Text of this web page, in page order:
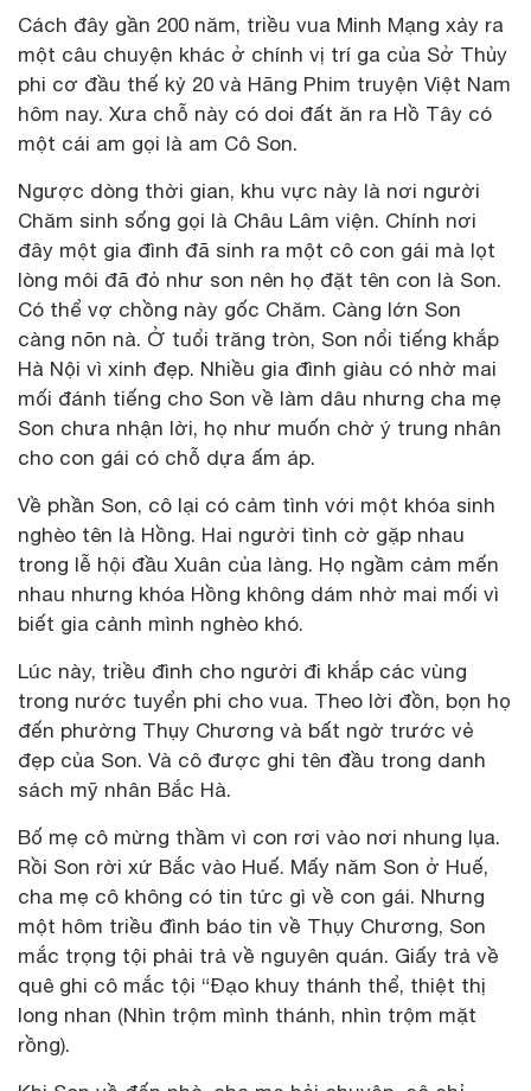
Cách đây gần 200 năm, triều vua Minh Mạng xảy ra
một câu chuyện khác ở chính vị trí ga của Sở Thủy
phi cơ đầu thế kỷ 20 và Hãng Phim truyện Việt Nam
hôm nay. Xưa chỗ này có doi đất ăn ra Hồ Tây có
một cái am gọi là am Cô Son.
Ngược dòng thời gian, khu vực này là nơi người
Chăm sinh sống gọi là Châu Lâm viện. Chính nơi
đây một gia đình đã sinh ra một cô con gái mà lọt
lòng môi đã đỏ như son nên họ đặt tên con là Son.
Có thể vợ chồng này gốc Chăm. Càng lớn Son
càng nõn nà. Ở tuổi trăng tròn, Son nổi tiếng khắp
Hà Nội vì xinh đẹp. Nhiều gia đình giàu có nhờ mai
mối đánh tiếng cho Son về làm dâu nhưng cha mẹ
Son chưa nhận lời, họ như muốn chờ ý trung nhân
cho con gái có chỗ dựa ấm áp.
Về phần Son, cô lại có cảm tình với một khóa sinh
nghèo tên là Hồng. Hai người tình cờ gặp nhau
trong lễ hội đầu Xuân của làng. Họ ngầm cảm mến
nhau nhưng khóa Hồng không dám nhờ mai mối vì
biết gia cảnh mình nghèo khó.
Lúc này, triều đình cho người đi khắp các vùng
trong nước tuyển phi cho vua. Theo lời đồn, bọn họ
đến phường Thụy Chương và bất ngờ trước vẻ
đẹp của Son. Và cô được ghi tên đầu trong danh
sách mỹ nhân Bắc Hà.
Bố mẹ cô mừng thầm vì con rơi vào nơi nhung lụa.
Rồi Son rời xứ Bắc vào Huế. Mấy năm Son ở Huế,
cha mẹ cô không có tin tức gì về con gái. Nhưng
một hôm triều đình báo tin về Thụy Chương, Son
mắc trọng tội phải trả về nguyên quán. Giấy trả về
quê ghi cô mắc tội “Đạo khuy thánh thể, thiệt thị
long nhan (Nhìn trộm mình thánh, nhìn trộm mặt
rồng).